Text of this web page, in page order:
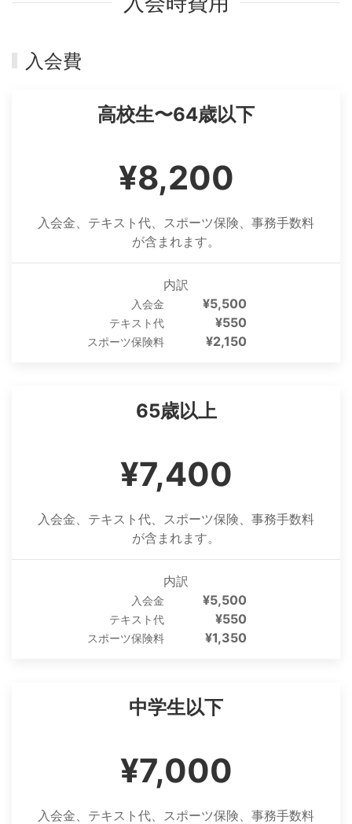
入会費
高校生〜64歳以下
¥8,200
入会金、テキスト代、スポーツ保険、事務手数料
が含まれます。
内訳
入会金 ¥5,500
テキスト代 ¥550
スポーツ保険料 ¥2,150
65歳以上
¥7,400
入会金、テキスト代、スポーツ保険、事務手数料
が含まれます。
内訳
入会金 ¥5,500
テキスト代 ¥550
スポーツ保険料 ¥1,350
中学生以下
¥7,000
入会金、テキスト代、スポーツ保険、事務手数料